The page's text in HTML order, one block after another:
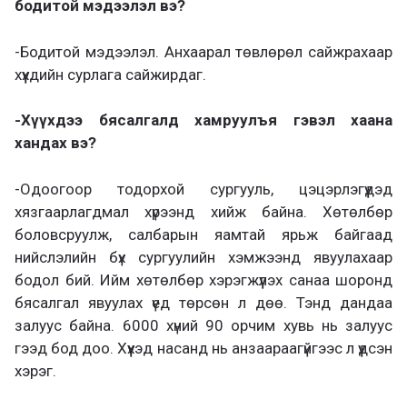
бодитой мэдээлэл вэ?
-Бодитой мэдээлэл. Анхаарал төвлөрөл сайжрахаар
хүүхдийн сурлага сайжирдаг.
-Хүүхдээ бясалгалд хамруулъя гэвэл хаана
хандах вэ?
-Одоогоор тодорхой сургууль, цэцэрлэгүүдэд
хязгаарлагдмал хүрээнд хийж байна. Хөтөлбөр
боловсруулж, салбарын яамтай ярьж байгаад
нийслэлийн бүх сургуулийн хэмжээнд явуулахаар
бодол бий. Ийм хөтөлбөр хэрэгжүүлэх санаа шоронд
бясалгал явуулах үед төрсөн л дөө. Тэнд дандаа
залуус байна. 6000 хүний 90 орчим хувь нь залуус
гээд бод доо. Хүүхэд насанд нь анзаараагүйгээс л үүдсэн
хэрэг.